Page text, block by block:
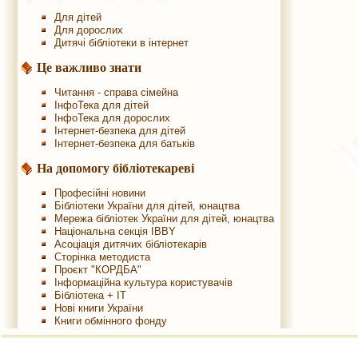
Для дітей
Для дорослих
Дитячі бібліотеки в інтернет
Це важливо знати
Читання - справа сімейна
ІнфоТека для дітей
ІнфоТека для дорослих
Інтернет-безпека для дітей
Інтернет-безпека для батьків
На допомогу бібліотекареві
Професійні новини
Бібліотеки України для дітей, юнацтва
Мережа бібліотек України для дітей, юнацтва
Національна секція IBBY
Асоціація дитячих бібліотекарів
Сторінка методиста
Проєкт "КОРДБА"
Інформаційна культура користувачів
Бібліотека + IT
Нові книги України
Книги обмінного фонду